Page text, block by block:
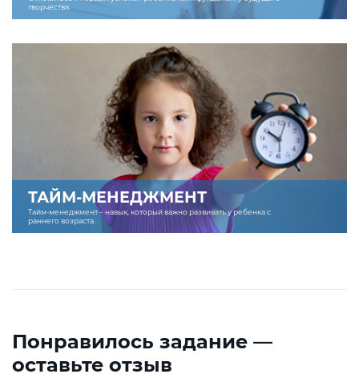
творчества.
ТАЙМ-МЕНЕДЖМЕНТ
Тайм-менеджмент – навык, который важно развивать у ребенка с
раннего возраста.
Понравилось задание —
оставьте отзыв